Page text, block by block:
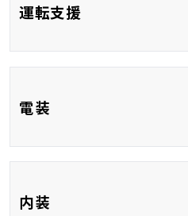
テム
運転支援
電装
内装